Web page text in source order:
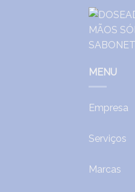
MENU
Empresa
Serviços
Marcas